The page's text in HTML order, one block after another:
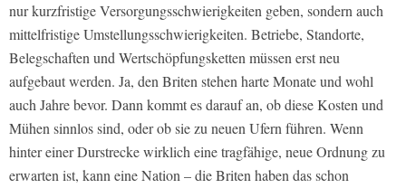
nur kurzfristige Versorgungsschwierigkeiten geben, sondern auch
mittelfristige Umstellungsschwierigkeiten. Betriebe, Standorte,
Belegschaften und Wertschöpfungsketten müssen erst neu
aufgebaut werden. Ja, den Briten stehen harte Monate und wohl
auch Jahre bevor. Dann kommt es darauf an, ob diese Kosten und
Mühen sinnlos sind, oder ob sie zu neuen Ufern führen. Wenn
hinter einer Durstrecke wirklich eine tragfähige, neue Ordnung zu
erwarten ist, kann eine Nation – die Briten haben das schon